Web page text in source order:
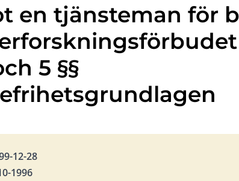
en tjänsteman för
5 §§
12-28
1996